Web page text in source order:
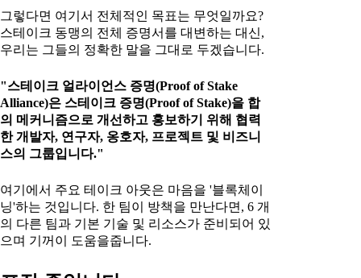
그렇다면 여기서 전체적인 목표는 무엇일까요?
스테이크 동맹의 전체 증명서를 대변하는 대신,
우리는 그들의 정확한 말을 그대로 두겠습니다.
"스테이크 얼라이언스 증명(Proof of Stake
Alliance)은 스테이크 증명(Proof of Stake)을 합
의 메커니즘으로 개선하고 홍보하기 위해 협력
한 개발자, 연구자, 옹호자, 프로젝트 및 비즈니
스의 그룹입니다."
여기에서 주요 테이크 아웃은 마음을 '블록체이
닝'하는 것입니다. 한 팀이 방책을 만난다면, 6 개
의 다른 팀과 기본 기술 및 리소스가 준비되어 있
으며 기꺼이 도움을줍니다.